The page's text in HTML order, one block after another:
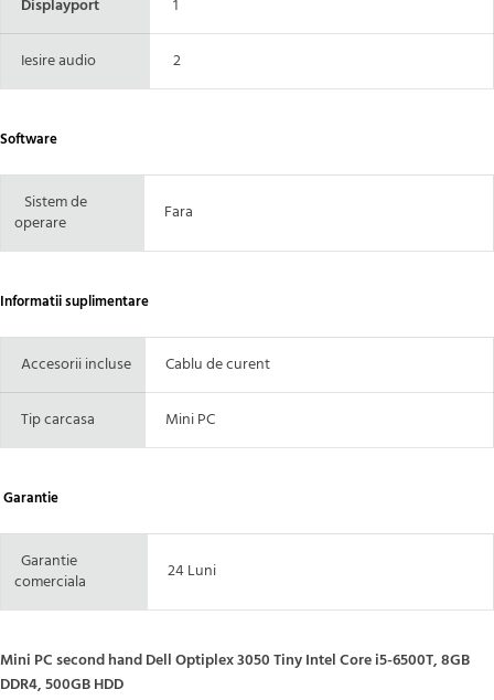
Displayport 1
Iesire audio 2
Software
Sistem de
operare
Fara
Informatii suplimentare
Accesorii incluse Cablu de curent
Tip carcasa Mini PC
Garantie
Garantie
comerciala
24 Luni
Mini PC second hand Dell Optiplex 3050 Tiny Intel Core i5-6500T, 8GB
DDR4, 500GB HDD